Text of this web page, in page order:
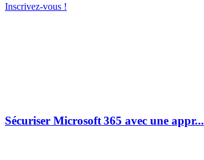
Inscrivez-vous !
Sécuriser Microsoft 365 avec une appr...